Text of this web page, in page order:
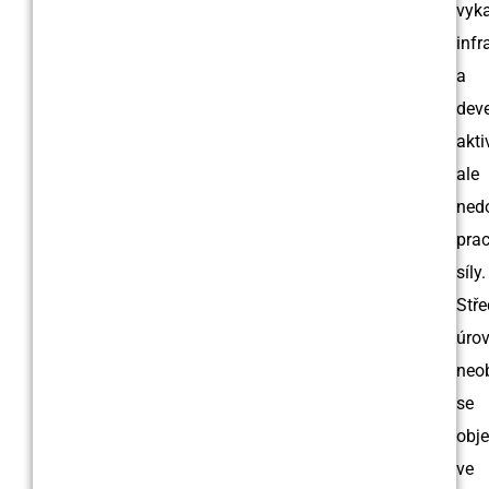
a
ale
síly.
se
ve